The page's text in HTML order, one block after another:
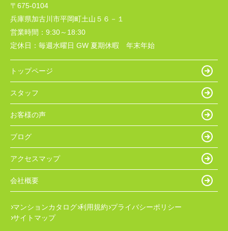
〒675-0104
兵庫県加古川市平岡町土山５６－１
営業時間： 9:30～18:30
定休日： 毎週水曜日 GW 夏期休暇 年末年始
トップページ
スタッフ
お客様の声
ブログ
アクセスマップ
会社概要
マンションカタログ 利用規約 プライバシーポリシー
サイトマップ